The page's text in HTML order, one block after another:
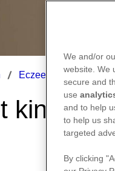
Eczeem ‘Zalfje’
We and/or
website. We
secure and
use
and to help
to help us
targeted
By clicking